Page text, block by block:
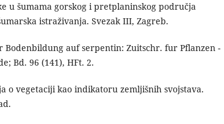
u šumama gorskog i pretplaninskog područja
istraživanja. Svezak III, Zagreb.
Bodenbildung auf serpentin: Zuitschr. fur Pflanzen -
Bd. 96 (141), HFt. 2.
o vegetaciji kao indikatoru zemljišnih svojstava.